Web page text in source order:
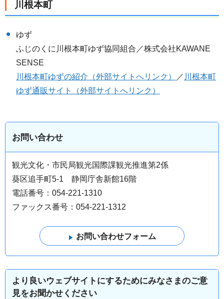
川根本町
ゆず
ふじのくに川根本町ゆず協同組合／株式会社KAWANE
SENSE
川根本町ゆずの紹介（外部サイトへリンク）
／ 川根本町
ゆず通販サイト（外部サイトへリンク）
お問い合わせ
観光文化・市民局観光国際課観光推進第2係
葵区追手町5-1 静岡庁舎新館16階
電話番号：054-221-1310
ファックス番号：054-221-1312
より良いウェブサイトにするためにみなさまのご意
見をお聞かせください